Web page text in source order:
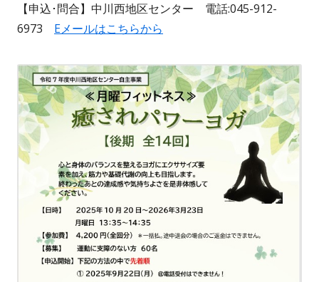
【申込･問合】中川西地区センター 電話:045-912-
6973 Eメールはこちらから